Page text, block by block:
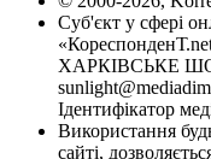
Суб'єкт у сфері
ХАРКІВСЬКЕ
Ідентифікатор
Використання
сайті,